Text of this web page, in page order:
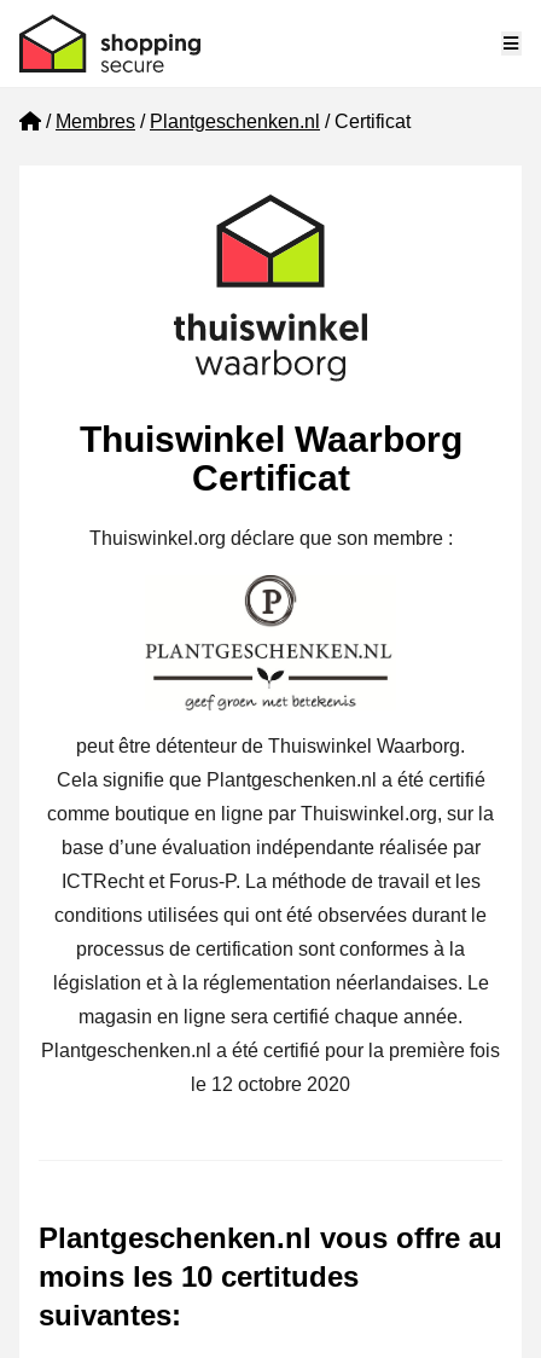
Home
Membres Plantgeschenken.nl Certificat
Thuiswinkel Waarborg
Certificat
Thuiswinkel.org déclare que son membre :
peut être détenteur de Thuiswinkel Waarborg.
Cela signifie que Plantgeschenken.nl a été certifié
comme boutique en ligne par Thuiswinkel.org, sur la
base d’une évaluation indépendante réalisée par
ICTRecht et Forus-P. La méthode de travail et les
conditions utilisées qui ont été observées durant le
processus de certification sont conformes à la
législation et à la réglementation néerlandaises. Le
magasin en ligne sera certifié chaque année.
Plantgeschenken.nl a été certifié pour la première fois
le 12 octobre 2020
Plantgeschenken.nl vous offre au
moins les 10 certitudes
suivantes: